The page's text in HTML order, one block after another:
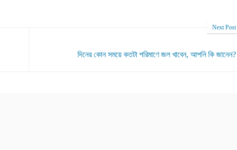
Next Post
দিনের কোন সময়ে কতটা পরিমাণে জল খাবেন, আপনি কি জানেন?